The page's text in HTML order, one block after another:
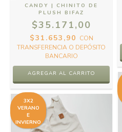
CANDY | CHINITO DE
PLUSH BIFAZ
$35.171,00
$31.653,90 CON
TRANSFERENCIA O DEPÓSITO
BANCARIO
AGREGAR AL CARRITO
3X2
VERANO
E
INVIERNO